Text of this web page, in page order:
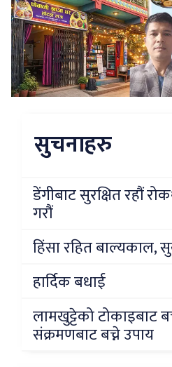
सुचनाहरु
डेंगीबाट सुरक्षित रहौं
गरौं
हिंसा रहित बाल्यकाल,
हार्दिक बधाई
लामखुट्टेको टोकाइबाट
संक्रमणबाट बच्ने उपाय